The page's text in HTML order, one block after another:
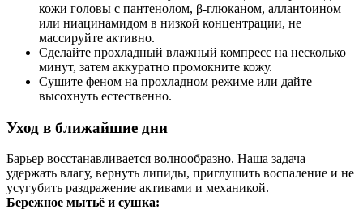
кожи головы с пантенолом, β‑глюканом, аллантоином
или ниацинамидом в низкой концентрации, не
массируйте активно.
Сделайте прохладный влажный компресс на несколько
минут, затем аккуратно промокните кожу.
Сушите феном на прохладном режиме или дайте
высохнуть естественно.
Уход в ближайшие дни
Барьер восстанавливается волнообразно. Наша задача —
удержать влагу, вернуть липиды, приглушить воспаление и не
усугубить раздражение активами и механикой.
Бережное мытьё и сушка: